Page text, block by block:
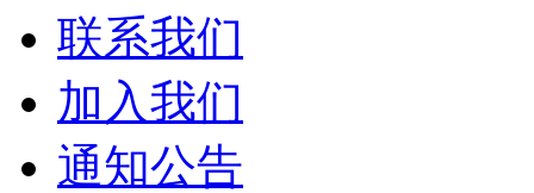
联系我们
加入我们
通知公告